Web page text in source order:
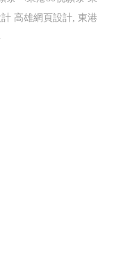
高雄網頁設計, 東港